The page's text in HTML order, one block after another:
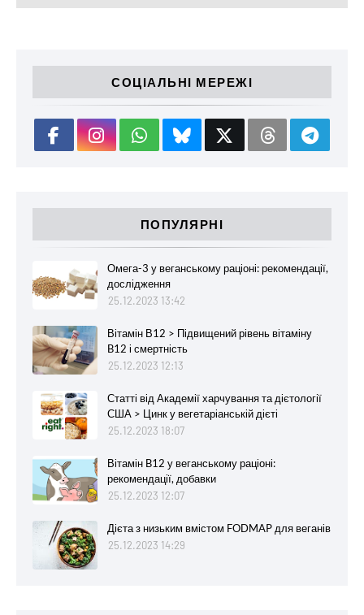
СОЦІАЛЬНІ МЕРЕЖІ
ПОПУЛЯРНІ
Омега-3 у веганському раціоні: рекомендації,
дослідження
25.12.2023 13:42
Вітамін В12 > Підвищений рівень вітаміну
B12 і смертність
25.12.2023 12:13
Статті від Академії харчування та дієтології
США > Цинк у вегетаріанській дієті
25.12.2023 18:07
Вітамін B12 у веганському раціоні:
рекомендації, добавки
25.12.2023 12:07
Дієта з низьким вмістом FODMAP для веганів
25.12.2023 14:29